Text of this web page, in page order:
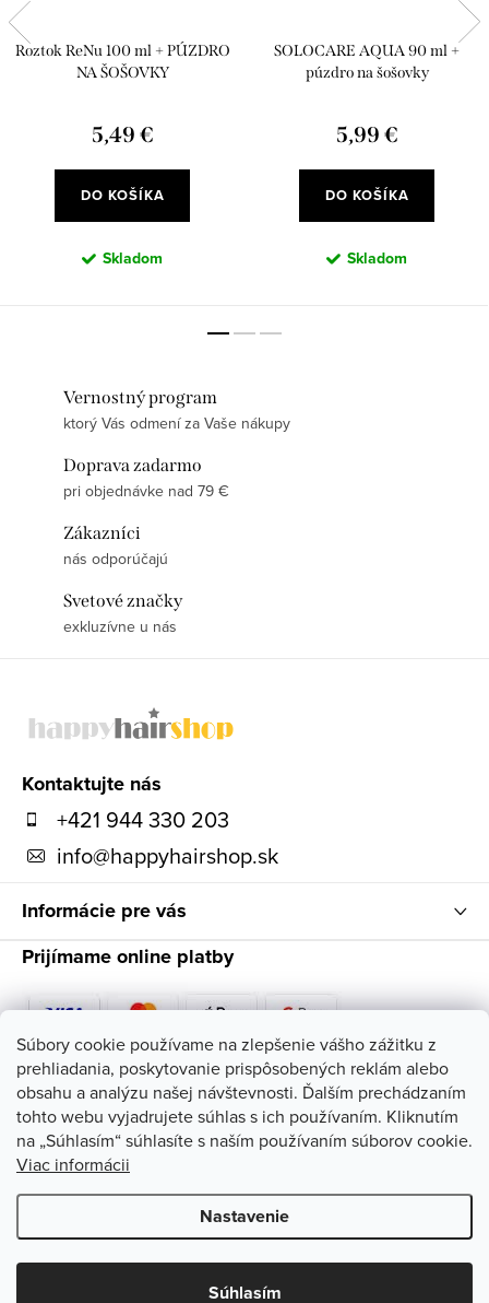
Súbory cookie používame na zlepšenie vášho zážitku z
prehliadania, poskytovanie prispôsobených reklám alebo
obsahu a analýzu našej návštevnosti. Ďalším prechádzaním
tohto webu vyjadrujete súhlas s ich používaním. Kliknutím
na „Súhlasím“ súhlasíte s naším používaním súborov cookie.
Viac informácii
Nastavenie
Súhlasím
Roztok ReNu 100 ml + PÚZDRO
NA ŠOŠOVKY
5,49 €
DO KOŠÍKA
Skladom
SOLOCARE AQUA 90 ml +
púzdro na šošovky
5,99 €
DO KOŠÍKA
Skladom
Vernostný program
ktorý Vás odmení za Vaše nákupy
Doprava zadarmo
pri objednávke nad 79 €
Zákazníci
nás odporúčajú
Svetové značky
exkluzívne u nás
Kontaktujte nás
+421 944 330 203
info@happyhairshop.sk
Informácie pre vás
Prijímame online platby
Sledujte nás
Copyright 2026HappyHairShop. Všetky práva vyhradené.Upraviť
nastavenie cookies